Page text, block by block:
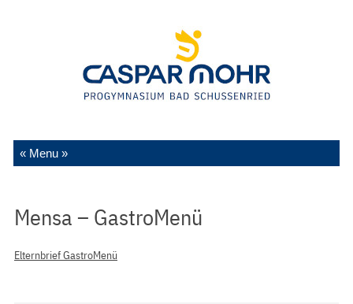
Zum Inhalt springen
Mensa – GastroMenü
Elternbrief GastroMenü